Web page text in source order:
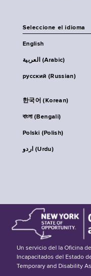
Seleccione el idioma
English
العربية (Arabic)
русский (Russian)
한국어 (Korean)
বাংলা (Bengali)
Polski (Polish)
اردو (Urdu)
Un servicio del la Oficina
Incapacitados del Estado
Temporary and Disability